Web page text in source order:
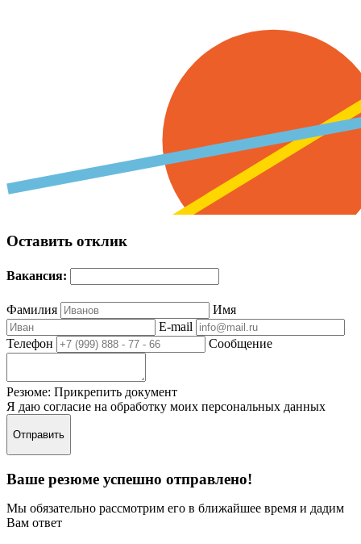
Оставить отклик
Вакансия:
Фамилия
Имя
E-mail
Телефон
Сообщение
Резюме: Прикрепить документ
Я даю согласие на обработку моих персональных данных
Отправить
Ваше резюме успешно отправлено!
Мы обязательно рассмотрим его в ближайшее время и дадим
Вам ответ